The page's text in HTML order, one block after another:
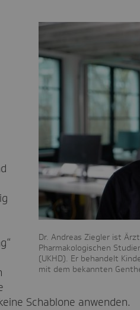
Dr. Andreas Ziegler ist
Pharmakologischen
(UKHD). Er behandelt
mit dem bekannten
Schablone anwenden.